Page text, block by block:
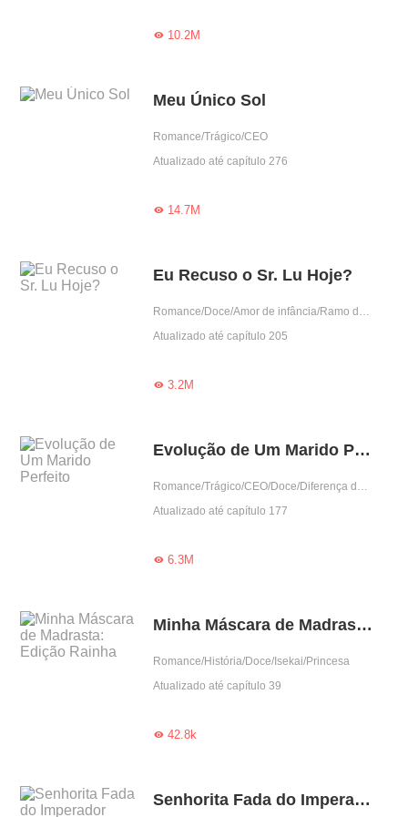
10.2M
Meu Único Sol
Romance/Trágico/CEO
Atualizado até capítulo 276
14.7M
Eu Recuso o Sr. Lu Hoje?
Romance/Doce/Amor de infância/Ramo do entretenimento/Dominante
Atualizado até capítulo 205
3.2M
Evolução de Um Marido Perfeito
Romance/Trágico/CEO/Doce/Diferença de idade/Amor de infância/Gentil/Completo
Atualizado até capítulo 177
6.3M
Minha Máscara de Madrasta: Edição Rainha
Romance/História/Doce/Isekai/Princesa
Atualizado até capítulo 39
42.8k
Senhorita Fada do Imperador